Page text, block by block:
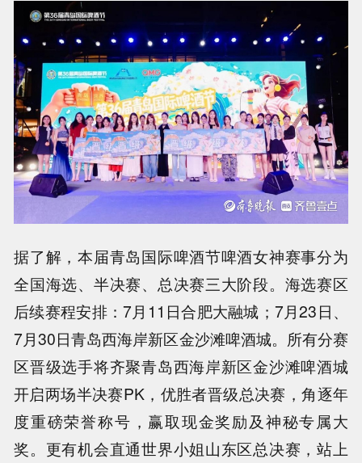
据了解，本届青岛国际啤酒节啤酒女神赛事分为
全国海选、半决赛、总决赛三大阶段。海选赛区
后续赛程安排：7月11日合肥大融城；7月23日、
7月30日青岛西海岸新区金沙滩啤酒城。所有分赛
区晋级选手将齐聚青岛西海岸新区金沙滩啤酒城
开启两场半决赛PK，优胜者晋级总决赛，角逐年
度重磅荣誉称号，赢取现金奖励及神秘专属大
奖。更有机会直通世界小姐山东区总决赛，站上